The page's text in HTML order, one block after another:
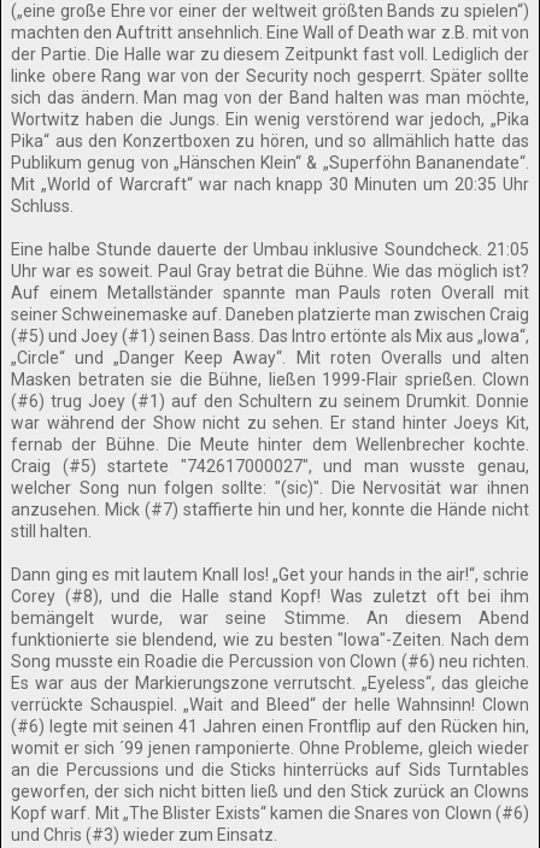
(„eine große Ehre vor einer der weltweit größten Bands zu spielen“)
machten den Auftritt ansehnlich. Eine Wall of Death war z.B. mit von
der Partie. Die Halle war zu diesem Zeitpunkt fast voll. Lediglich der
linke obere Rang war von der Security noch gesperrt. Später sollte
sich das ändern. Man mag von der Band halten was man möchte,
Wortwitz haben die Jungs. Ein wenig verstörend war jedoch, „Pika
Pika“ aus den Konzertboxen zu hören, und so allmählich hatte das
Publikum genug von „Hänschen Klein“ & „Superföhn Bananendate“.
Mit „World of Warcraft“ war nach knapp 30 Minuten um 20:35 Uhr
Schluss.
Eine halbe Stunde dauerte der Umbau inklusive Soundcheck. 21:05
Uhr war es soweit. Paul Gray betrat die Bühne. Wie das möglich ist?
Auf einem Metallständer spannte man Pauls roten Overall mit
seiner Schweinemaske auf. Daneben platzierte man zwischen Craig
(#5) und Joey (#1) seinen Bass. Das Intro ertönte als Mix aus „Iowa“,
„Circle“ und „Danger Keep Away“. Mit roten Overalls und alten
Masken betraten sie die Bühne, ließen 1999-Flair sprießen. Clown
(#6) trug Joey (#1) auf den Schultern zu seinem Drumkit. Donnie
war während der Show nicht zu sehen. Er stand hinter Joeys Kit,
fernab der Bühne. Die Meute hinter dem Wellenbrecher kochte.
Craig (#5) startete "742617000027", und man wusste genau,
welcher Song nun folgen sollte: "(sic)". Die Nervosität war ihnen
anzusehen. Mick (#7) staffierte hin und her, konnte die Hände nicht
still halten.
Dann ging es mit lautem Knall los! „Get your hands in the air!“, schrie
Corey (#8), und die Halle stand Kopf! Was zuletzt oft bei ihm
bemängelt wurde, war seine Stimme. An diesem Abend
funktionierte sie blendend, wie zu besten "Iowa"-Zeiten. Nach dem
Song musste ein Roadie die Percussion von Clown (#6) neu richten.
Es war aus der Markierungszone verrutscht. „Eyeless“, das gleiche
verrückte Schauspiel. „Wait and Bleed“ der helle Wahnsinn! Clown
(#6) legte mit seinen 41 Jahren einen Frontflip auf den Rücken hin,
womit er sich ´99 jenen ramponierte. Ohne Probleme, gleich wieder
an die Percussions und die Sticks hinterrücks auf Sids Turntables
geworfen, der sich nicht bitten ließ und den Stick zurück an Clowns
Kopf warf. Mit „The Blister Exists“ kamen die Snares von Clown (#6)
und Chris (#3) wieder zum Einsatz.